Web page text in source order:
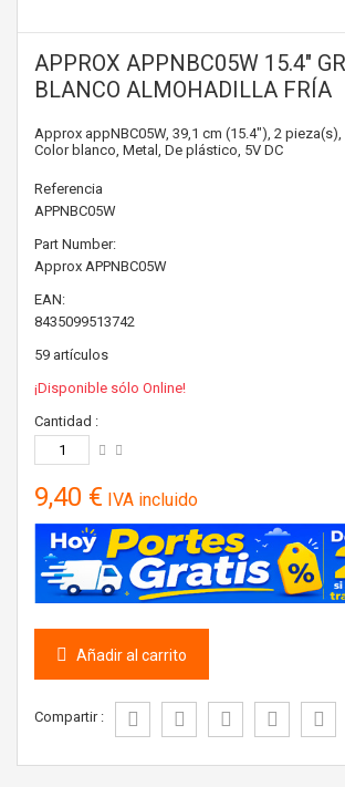
APPROX APPNBC05W 15.4"
BLANCO ALMOHADILLA FRÍA
Approx appNBC05W, 39,1 cm (15.4"), 2 pieza(s),
Color blanco, Metal, De plástico, 5V DC
Referencia
APPNBC05W
Part Number:
Approx APPNBC05W
EAN:
8435099513742
59 artículos
¡Disponible sólo Online!
Cantidad :
9,40 € IVA incluido
Añadir al carrito
Compartir :